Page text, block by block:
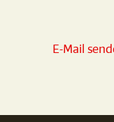
E-Mail